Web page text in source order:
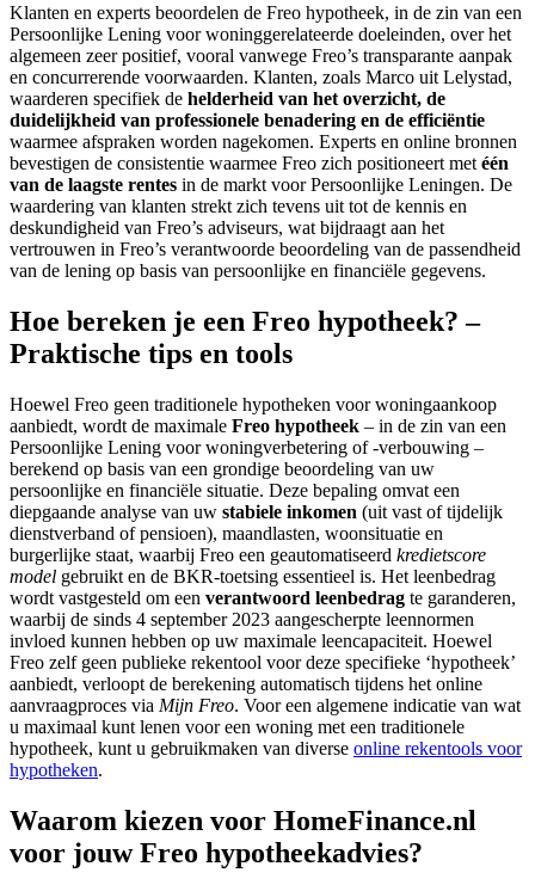
Klanten en experts beoordelen de Freo hypotheek, in de zin van een
Persoonlijke Lening voor woninggerelateerde doeleinden, over het
algemeen zeer positief, vooral vanwege Freo’s transparante aanpak
en concurrerende voorwaarden. Klanten, zoals Marco uit Lelystad,
waarderen specifiek de helderheid van het overzicht, de
duidelijkheid van professionele benadering en de efficiëntie
waarmee afspraken worden nagekomen. Experts en online bronnen
bevestigen de consistentie waarmee Freo zich positioneert met één
van de laagste rentes in de markt voor Persoonlijke Leningen. De
waardering van klanten strekt zich tevens uit tot de kennis en
deskundigheid van Freo’s adviseurs, wat bijdraagt aan het
vertrouwen in Freo’s verantwoorde beoordeling van de passendheid
van de lening op basis van persoonlijke en financiële gegevens.
Hoe bereken je een Freo hypotheek? –
Praktische tips en tools
Hoewel Freo geen traditionele hypotheken voor woningaankoop
aanbiedt, wordt de maximale Freo hypotheek – in de zin van een
Persoonlijke Lening voor woningverbetering of -verbouwing –
berekend op basis van een grondige beoordeling van uw
persoonlijke en financiële situatie. Deze bepaling omvat een
diepgaande analyse van uw stabiele inkomen (uit vast of tijdelijk
dienstverband of pensioen), maandlasten, woonsituatie en
burgerlijke staat, waarbij Freo een geautomatiseerd kredietscore
model gebruikt en de BKR-toetsing essentieel is. Het leenbedrag
wordt vastgesteld om een verantwoord leenbedrag te garanderen,
waarbij de sinds 4 september 2023 aangescherpte leennormen
invloed kunnen hebben op uw maximale leencapaciteit. Hoewel
Freo zelf geen publieke rekentool voor deze specifieke ‘hypotheek’
aanbiedt, verloopt de berekening automatisch tijdens het online
aanvraagproces via Mijn Freo. Voor een algemene indicatie van wat
u maximaal kunt lenen voor een woning met een traditionele
hypotheek, kunt u gebruikmaken van diverse online rekentools voor
hypotheken.
Waarom kiezen voor HomeFinance.nl
voor jouw Freo hypotheekadvies?